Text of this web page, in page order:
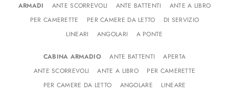
ARMADI ANTE SCORREVOLI ANTE BATTENTI
ANTE A LIBRO
PER CAMERETTE
PER CAMERE DA LETTO
DI SERVIZIO
LINEARI
ANGOLARI A PONTE
CABINA ARMADIO ANTE BATTENTI
APERTA
ANTE SCORREVOLI
ANTE A LIBRO
PER CAMERETTE
PER CAMERE DA LETTO
ANGOLARE LINEARE